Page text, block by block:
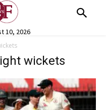
10, 2026
wickets